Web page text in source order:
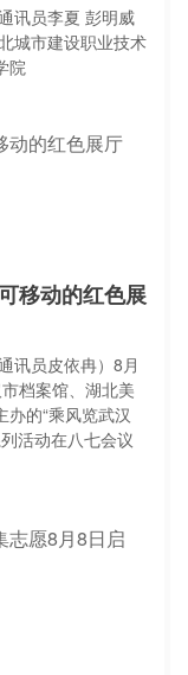
讯员李夏 彭明威
城市建设职业技术
院
移动的红色展
讯员皮依冉）8月
档案馆、湖北美
的“乘风览武汉
活动在八七会议